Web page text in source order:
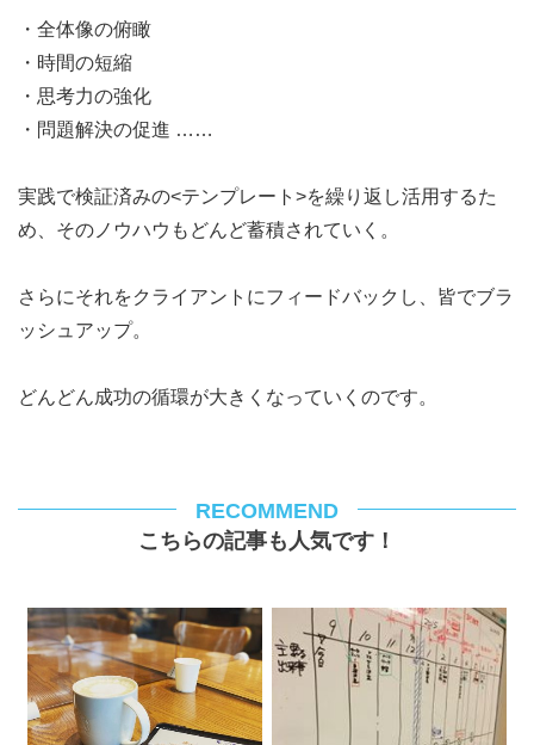
・全体像の俯瞰
・時間の短縮
・思考力の強化
・問題解決の促進 ……
実践で検証済みの<テンプレート>を繰り返し活用するた
め、そのノウハウもどんど蓄積されていく。
さらにそれをクライアントにフィードバックし、皆でブラ
ッシュアップ。
どんどん成功の循環が大きくなっていくのです。
RECOMMEND
こちらの記事も人気です！